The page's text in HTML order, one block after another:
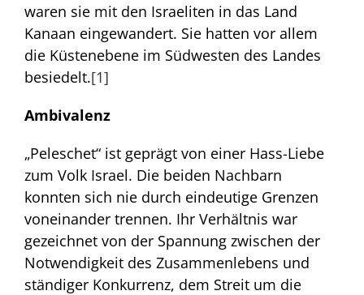
waren sie mit den Israeliten in das Land
Kanaan eingewandert. Sie hatten vor allem
die Küstenebene im Südwesten des Landes
besiedelt.[1]
Ambivalenz
„Peleschet“ ist geprägt von einer Hass-Liebe
zum Volk Israel. Die beiden Nachbarn
konnten sich nie durch eindeutige Grenzen
voneinander trennen. Ihr Verhältnis war
gezeichnet von der Spannung zwischen der
Notwendigkeit des Zusammenlebens und
ständiger Konkurrenz, dem Streit um die